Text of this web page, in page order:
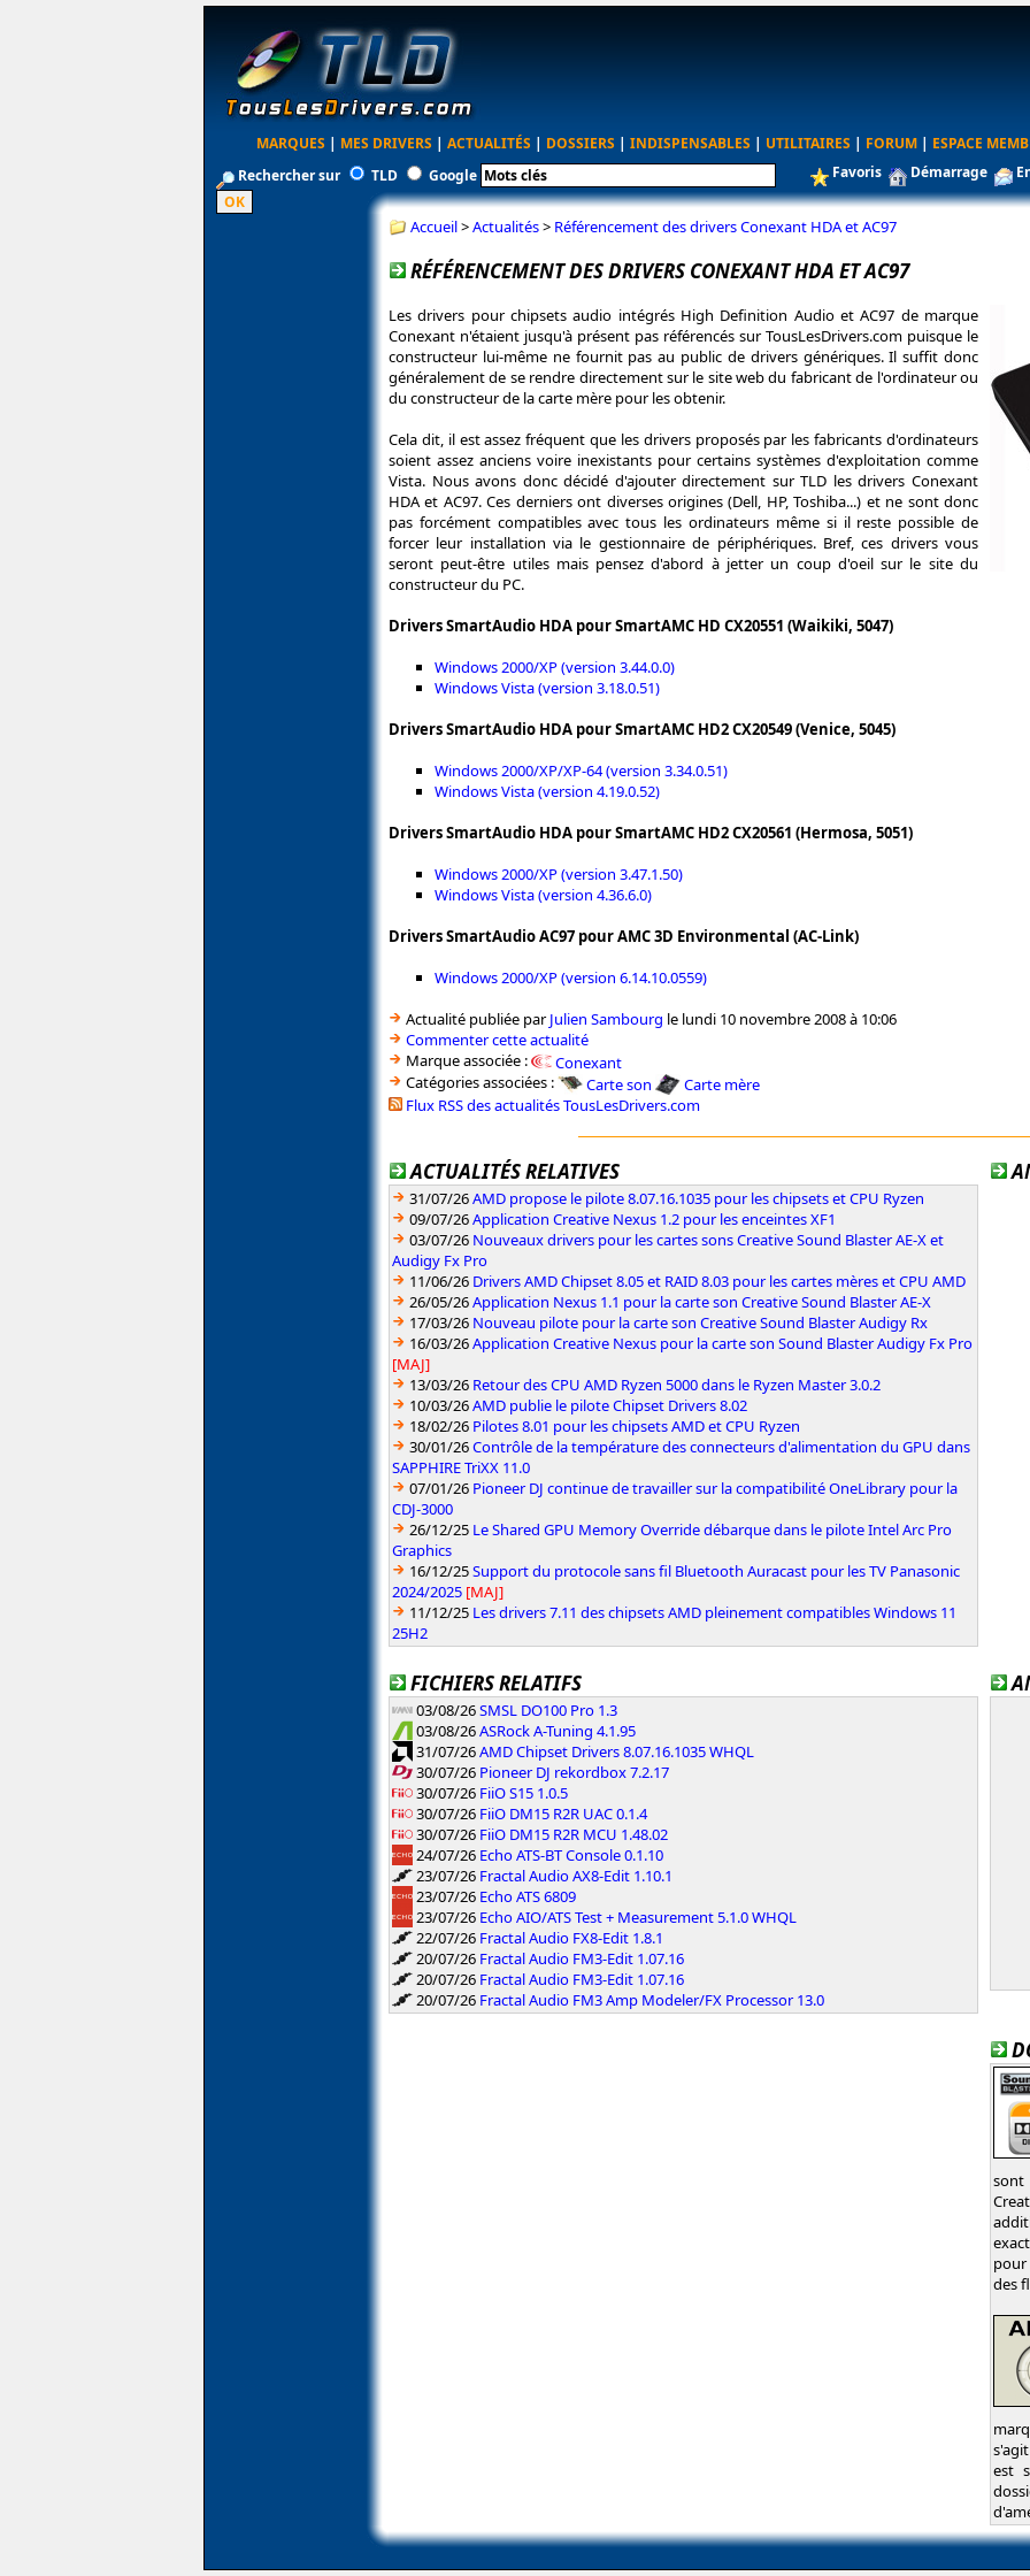
MARQUES | MES DRIVERS | ACTUALITÉS | DOSSIERS | INDISPENSABLES | UTILITAIRES | FORUM | ESPACE
Rechercher sur
TLD Google Favoris Démarrage
Accueil>Actualités> Référencement des drivers Conexant HDA et AC97
RÉFÉRENCEMENT DES DRIVERS CONEXANT HDA ET AC97
Les drivers pour chipsets audio intégrés High Definition Audio et AC97 de marque
Conexant n'étaient jusqu'à présent pas référencés sur TousLesDrivers.com puisque le
constructeur lui-même ne fournit pas au public de drivers génériques. Il suffit donc
généralement de se rendre directement sur le site web du fabricant de l'ordinateur ou
du constructeur de la carte mère pour les obtenir.
Cela dit, il est assez fréquent que les drivers proposés par les fabricants d'ordinateurs
soient assez anciens voire inexistants pour certains systèmes d'exploitation comme
Vista. Nous avons donc décidé d'ajouter directement sur TLD les drivers Conexant
HDA et AC97. Ces derniers ont diverses origines (Dell, HP, Toshiba...) et ne sont donc
pas forcément compatibles avec tous les ordinateurs même si il reste possible de
forcer leur installation via le gestionnaire de périphériques. Bref, ces drivers vous
seront peut-être utiles mais pensez d'abord à jetter un coup d'oeil sur le site du
constructeur du PC.
Drivers SmartAudio HDA pour SmartAMC HD CX20551 (Waikiki, 5047)
Windows 2000/XP (version 3.44.0.0)
Windows Vista (version 3.18.0.51)
Drivers SmartAudio HDA pour SmartAMC HD2 CX20549 (Venice, 5045)
Windows 2000/XP/XP-64 (version 3.34.0.51)
Windows Vista (version 4.19.0.52)
Drivers SmartAudio HDA pour SmartAMC HD2 CX20561 (Hermosa, 5051)
Windows 2000/XP (version 3.47.1.50)
Windows Vista (version 4.36.6.0)
Drivers SmartAudio AC97 pour AMC 3D Environmental (AC-Link)
Windows 2000/XP (version 6.14.10.0559)
Actualité publiée parJulien Sambourg le lundi 10 novembre 2008 à 10:06
Commenter cette actualité
Marque associée :
Conexant
Catégories associées :
Carte son
Carte mère
Flux RSS des actualités TousLesDrivers.com
ACTUALITÉS RELATIVES
31/07/26AMD propose le pilote 8.07.16.1035 pour les chipsets et CPU Ryzen
09/07/26Application Creative Nexus 1.2 pour les enceintes XF1
03/07/26 Nouveaux drivers pour les cartes sons Creative Sound Blaster AE-X et
Audigy Fx Pro
11/06/26 Drivers AMD Chipset 8.05 et RAID 8.03 pour les cartes mères et CPU AMD
26/05/26Application Nexus 1.1 pour la carte son Creative Sound Blaster AE-X
17/03/26 Nouveau pilote pour la carte son Creative Sound Blaster Audigy Rx
16/03/26Application Creative Nexus pour la carte son Sound Blaster Audigy Fx Pro
[MAJ]
13/03/26 Retour des CPU AMD Ryzen 5000 dans le Ryzen Master 3.0.2
10/03/26AMD publie le pilote Chipset Drivers 8.02
18/02/26 Pilotes 8.01 pour les chipsets AMD et CPU Ryzen
30/01/26Contrôle de la température des connecteurs d'alimentation du GPU dans
SAPPHIRE TriXX 11.0
07/01/26 Pioneer DJ continue de travailler sur la compatibilité OneLibrary pour la
CDJ-3000
26/12/25 Le Shared GPU Memory Override débarque dans le pilote Intel Arc Pro
Graphics
16/12/25Support du protocole sans fil Bluetooth Auracast pour les TV Panasonic
2024/2025 [MAJ]
11/12/25 Les drivers 7.11 des chipsets AMD pleinement compatibles Windows 11
25H2
FICHIERS RELATIFS
03/08/26SMSL DO100 Pro 1.3
03/08/26ASRock A-Tuning 4.1.95
31/07/26AMD Chipset Drivers 8.07.16.1035 WHQL
30/07/26 Pioneer DJ rekordbox 7.2.17
30/07/26 FiiO S15 1.0.5
30/07/26 FiiO DM15 R2R UAC 0.1.4
30/07/26 FiiO DM15 R2R MCU 1.48.02
24/07/26 Echo ATS-BT Console 0.1.10
23/07/26 Fractal Audio AX8-Edit 1.10.1
23/07/26 Echo ATS 6809
23/07/26 Echo AIO/ATS Test + Measurement 5.1.0 WHQL
22/07/26 Fractal Audio FX8-Edit 1.8.1
20/07/26 Fractal Audio FM3-Edit 1.07.16
20/07/26 Fractal Audio FM3-Edit 1.07.16
20/07/26 Fractal Audio FM3 Amp Modeler/FX Processor 13.0
pour
des
est